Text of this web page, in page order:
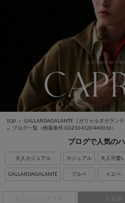
TOP
GALLARDAGALANTE（ガリャルダガランテ
ブログ一覧 （検索条件 GGZ1041204A0016）
ブログで人気の
大人カジュアル
GALLARDAGALANTE
カジュアル
ブルベ
大人可愛い
イエベ
人気順